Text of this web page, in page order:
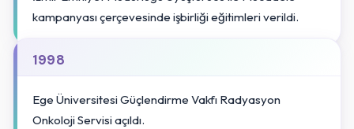
kampanyası çerçevesinde işbirliği eğitimleri verildi.
1998
Ege Üniversitesi Güçlendirme Vakfı Radyasyon
Onkoloji Servisi açıldı.